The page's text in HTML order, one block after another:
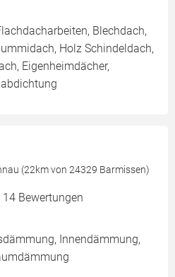
Blechdach,
Holz Schindeldach,
Eigenheimdächer,
(22km von 24329 Barmissen)
14 Bewertungen
Innendämmung,